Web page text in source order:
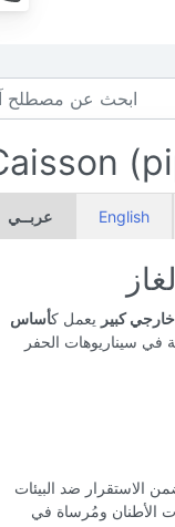
عربــي English
كبير يعمل كأساس
في سيناريوهات الحفر
الاستقرار ضد البيئات
الأطنان ومُرساة في